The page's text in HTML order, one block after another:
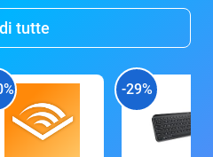
tutte
-29%